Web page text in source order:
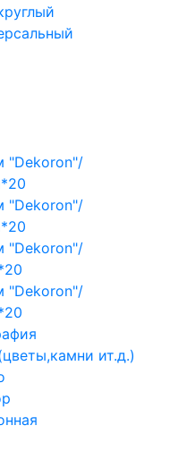
ит.д.)